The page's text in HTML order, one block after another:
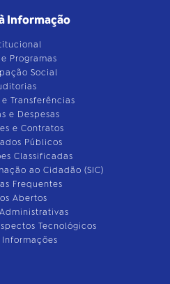
Informação
Programas
Social
Transferências
e Despesas
e Contratos
Públicos
Classificadas
ao Cidadão (SIC)
Frequentes
Abertos
Tecnológicos
Informações